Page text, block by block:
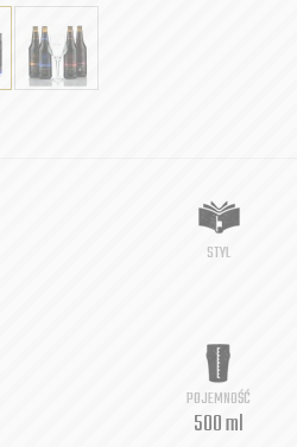
STYL
POJEMNOŚĆ
500 ml